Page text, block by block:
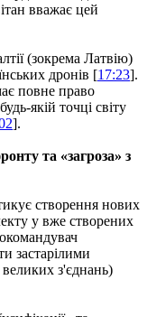
вважає цей
(зокрема Латвію)
дронів [17:23].
повне право
якій точці світу
].
та «загроза» з
створення нових
у вже створених
застарілими
з'єднань)